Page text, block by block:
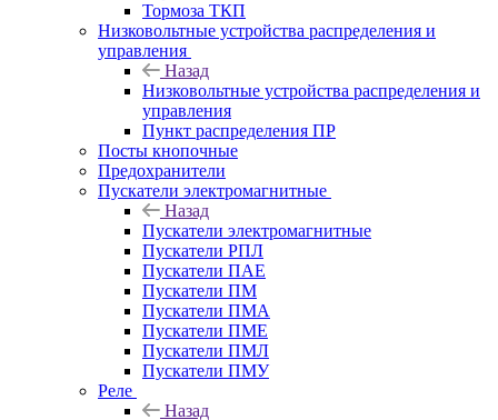
Тормоза ТКП
Низковольтные устройства распределения и
управления
Назад
Низковольтные устройства распределения и
управления
Пункт распределения ПР
Посты кнопочные
Предохранители
Пускатели электромагнитные
Назад
Пускатели электромагнитные
Пускатели РПЛ
Пускатели ПАЕ
Пускатели ПМ
Пускатели ПМА
Пускатели ПМЕ
Пускатели ПМЛ
Пускатели ПМУ
Реле
Назад